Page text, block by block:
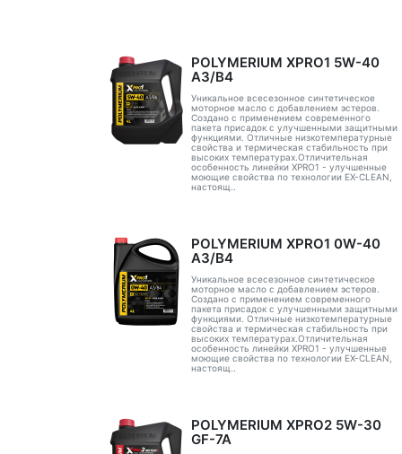
POLYMERIUM XPRO1 5W-40
A3/B4
Уникальное всесезонное синтетическое
моторное масло с добавлением эстеров.
Создано с применением современного
пакета присадок с улучшенными защитными
функциями. Отличные низкотемпературные
свойства и термическая стабильность при
высоких температурах.Отличительная
особенность линейки XPRO1 - улучшенные
моющие свойства по технологии EX-CLEAN,
настоящ..
POLYMERIUM XPRO1 0W-40
A3/B4
Уникальное всесезонное синтетическое
моторное масло с добавлением эстеров.
Создано с применением современного
пакета присадок с улучшенными защитными
функциями. Отличные низкотемпературные
свойства и термическая стабильность при
высоких температурах.Отличительная
особенность линейки XPRO1 - улучшенные
моющие свойства по технологии EX-CLEAN,
настоящ..
POLYMERIUM XPRO2 5W-30
GF-7A